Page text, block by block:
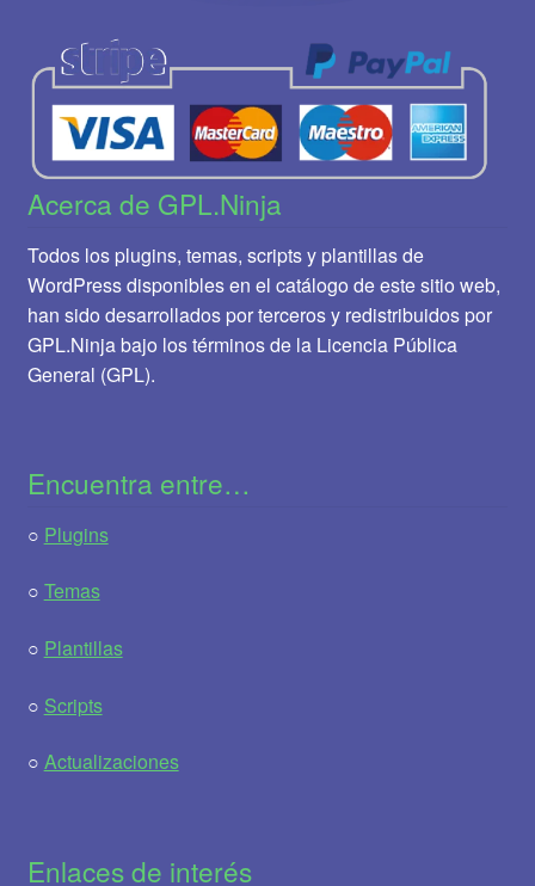
Acerca de GPL.Ninja
Todos los plugins, temas, scripts y plantillas de
WordPress disponibles en el catálogo de este sitio web,
han sido desarrollados por terceros y redistribuidos por
GPL.Ninja bajo los términos de la Licencia Pública
General (GPL).
Encuentra entre…
○ Plugins
○ Temas
○ Plantillas
○ Scripts
○ Actualizaciones
Enlaces de interés